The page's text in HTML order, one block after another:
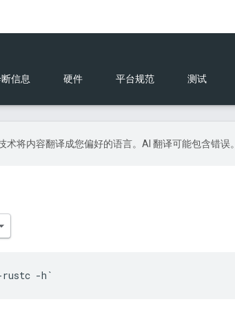
信息 硬件 平台规范 测试
术将内容翻译成您偏好的语言。AI 翻译可能包含错误。